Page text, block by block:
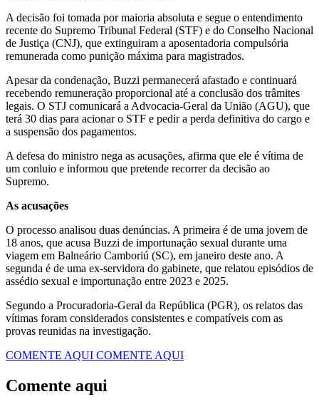
A decisão foi tomada por maioria absoluta e segue o entendimento
recente do Supremo Tribunal Federal (STF) e do Conselho Nacional
de Justiça (CNJ), que extinguiram a aposentadoria compulsória
remunerada como punição máxima para magistrados.
Apesar da condenação, Buzzi permanecerá afastado e continuará
recebendo remuneração proporcional até a conclusão dos trâmites
legais. O STJ comunicará a Advocacia-Geral da União (AGU), que
terá 30 dias para acionar o STF e pedir a perda definitiva do cargo e
a suspensão dos pagamentos.
A defesa do ministro nega as acusações, afirma que ele é vítima de
um conluio e informou que pretende recorrer da decisão ao
Supremo.
As acusações
O processo analisou duas denúncias. A primeira é de uma jovem de
18 anos, que acusa Buzzi de importunação sexual durante uma
viagem em Balneário Camboriú (SC), em janeiro deste ano. A
segunda é de uma ex-servidora do gabinete, que relatou episódios de
assédio sexual e importunação entre 2023 e 2025.
Segundo a Procuradoria-Geral da República (PGR), os relatos das
vítimas foram considerados consistentes e compatíveis com as
provas reunidas na investigação.
COMENTE AQUI COMENTE AQUI
Comente aqui